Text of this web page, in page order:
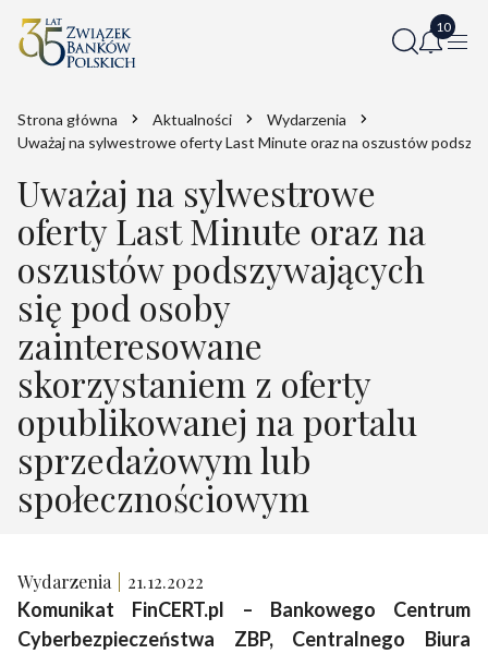
Strona główna Aktualności
Wydarzenia
Uważaj na sylwestrowe oferty Last Minute oraz na oszustów
Uważaj na sylwestrowe
oferty Last Minute oraz na
oszustów podszywających
się pod osoby
zainteresowane
skorzystaniem z oferty
opublikowanej na portalu
sprzedażowym lub
społecznościowym
Wydarzenia 21.12.2022
Komunikat FinCERT.pl – Bankowego Centrum
Cyberbezpieczeństwa ZBP, Centralnego Biura